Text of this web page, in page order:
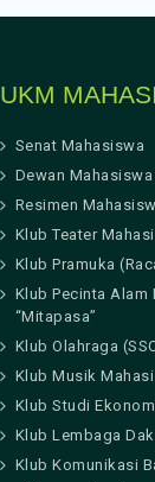
UKM
Senat Mahasiswa
Dewan Mahasiswa
Resimen
Klub Teater
Klub Pramuka
Klub Pecinta Alam
“Mitapasa”
Klub Olahraga
Klub Musik
Klub Studi
Klub Lembaga
Klub Komunikasi